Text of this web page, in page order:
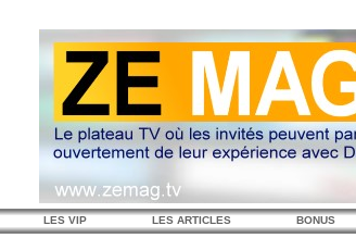
LES VIP LES ARTICLES BONUS